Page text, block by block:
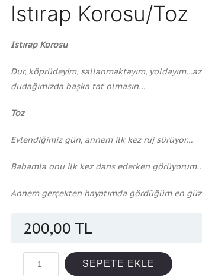
Istırap Korosu/Toz
Istırap Korosu
Dur, köprüdeyim, sallanmaktayım,
dudağımızda başka tat olmasın…
Toz
Evlendiğimiz gün, annem ilk kez ruj sürüyor…
Babamla onu ilk kez dans ederken
Annem gerçekten hayatımda gördüğüm en
200,00 TL
Miktar SEPETE EKLE